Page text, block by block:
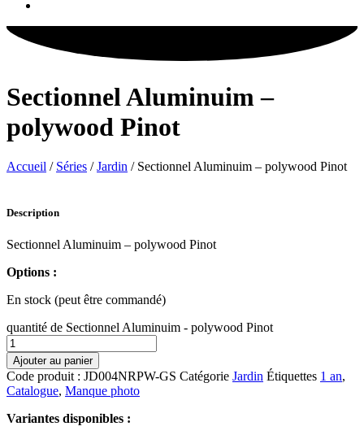
Sectionnel Aluminuim –
polywood Pinot
Accueil / Séries /Jardin / Sectionnel Aluminuim – polywood Pinot
Description
Sectionnel Aluminuim – polywood Pinot
Options :
En stock (peut être commandé)
quantité de Sectionnel Aluminuim - polywood Pinot
Ajouter au panier
Code produit : JD004NRPW-GS Catégorie Jardin Étiquettes 1 an,
Catalogue, Manque photo
Variantes disponibles :